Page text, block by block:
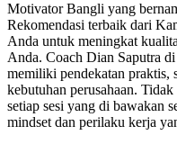
Motivator Bangli yang
Rekomendasi terbaik dari
Anda untuk meningkat
Anda. Coach Dian Saputra
memiliki pendekatan praktis,
kebutuhan perusahaan.
setiap sesi yang di bawakan
mindset dan perilaku kerja